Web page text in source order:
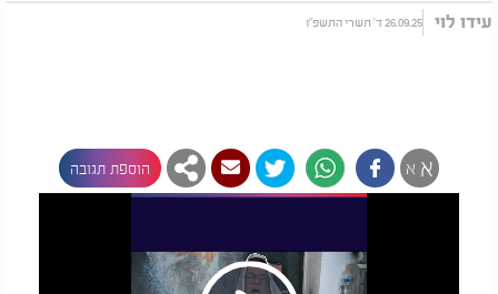
עידו לוי 26.09.25 ד' תשרי התשפ"ו
א א הוספת תגובה